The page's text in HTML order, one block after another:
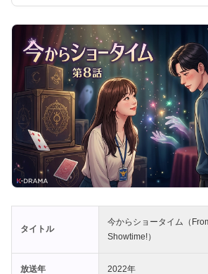
タイトル
今からショータイム（
Showtime!）
放送年 2022年